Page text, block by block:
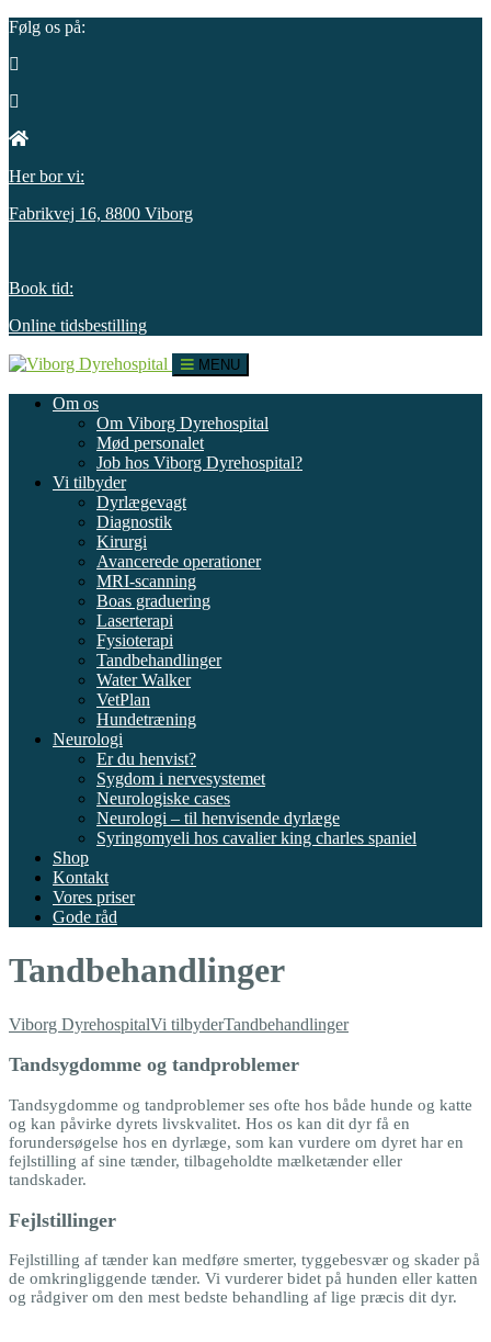
Følg os på:
Her bor vi:
Fabrikvej 16, 8800 Viborg
Book tid:
Online tidsbestilling
MENU
Om os
Om Viborg Dyrehospital
Mød personalet
Job hos Viborg Dyrehospital?
Vi tilbyder
Dyrlægevagt
Diagnostik
Kirurgi
Avancerede operationer
MRI-scanning
Boas graduering
Laserterapi
Fysioterapi
Tandbehandlinger
Water Walker
VetPlan
Hundetræning
Neurologi
Er du henvist?
Sygdom i nervesystemet
Neurologiske cases
Neurologi – til henvisende dyrlæge
Syringomyeli hos cavalier king charles spaniel
Shop
Kontakt
Vores priser
Gode råd
Tandbehandlinger
Viborg DyrehospitalVi tilbyderTandbehandlinger
Tandsygdomme og tandproblemer
Tandsygdomme og tandproblemer ses ofte hos både hunde og katte
og kan påvirke dyrets livskvalitet. Hos os kan dit dyr få en
forundersøgelse hos en dyrlæge, som kan vurdere om dyret har en
fejlstilling af sine tænder, tilbageholdte mælketænder eller
tandskader.
Fejlstillinger
Fejlstilling af tænder kan medføre smerter, tyggebesvær og skader på
de omkringliggende tænder. Vi vurderer bidet på hunden eller katten
og rådgiver om den mest bedste behandling af lige præcis dit dyr.